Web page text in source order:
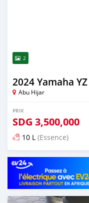
2
2024 Yamaha YZ
Abu Hijar
PRIX
SDG 3,500,000
10 L (Essence)
Publié il y a presque 2 ans